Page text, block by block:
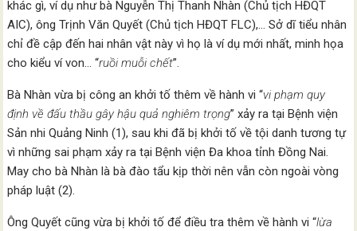
khác gì, ví dụ như bà Nguyễn Thị Thanh Nhàn (Chủ tịch HĐQT
AIC), ông Trịnh Văn Quyết (Chủ tịch HĐQT FLC),… Sở dĩ tiểu nhân
chỉ đề cập đến hai nhân vật này vì họ là ví dụ mới nhất, minh họa
cho kiểu ví von… “ruồi muỗi chết”.
Bà Nhàn vừa bị công an khởi tố thêm về hành vi “vi phạm quy
định về đấu thầu gây hậu quả nghiêm trọng” xảy ra tại Bệnh viện
Sản nhi Quảng Ninh (1), sau khi đã bị khởi tố về tội danh tương tự
vì những sai phạm xảy ra tại Bệnh viện Đa khoa tỉnh Đồng Nai.
May cho bà Nhàn là bà đào tẩu kịp thời nên vẫn còn ngoài vòng
pháp luật (2).
Ông Quyết cũng vừa bị khởi tố để điều tra thêm về hành vi “lừa